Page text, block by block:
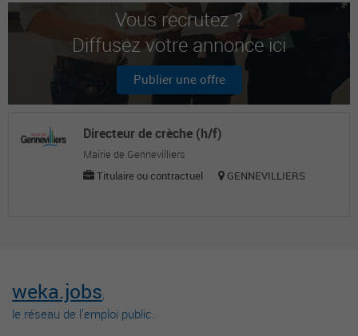
Vous recrutez ?
Diffusez votre annonce ici
Publier une offre
Directeur de crèche (h/f)
Mairie de Gennevilliers
Titulaire ou contractuel
GENNEVILLIERS
weka.jobs,
le réseau de l’emploi public.